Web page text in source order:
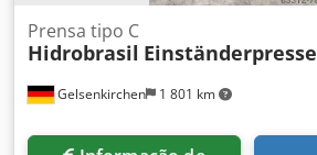
Gelsenkirchen 1 801 km
Prensa tipo C
Hidrobrasil Einständerpresse